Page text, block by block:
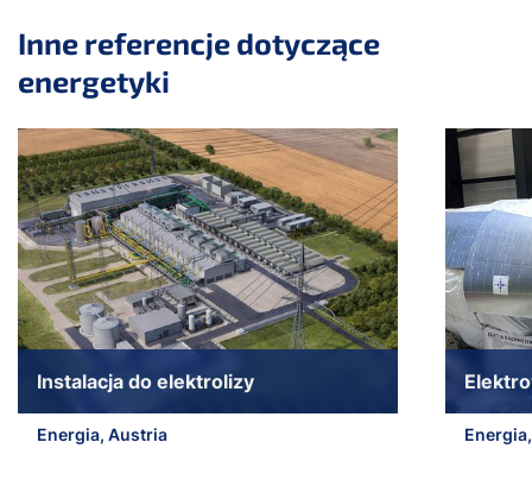
Inne referencje dotyczące
energetyki
Pomiń suwak
Instalacja do elektrolizy
Energia, Austria